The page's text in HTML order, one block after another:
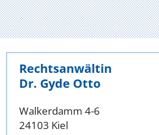
Rechtsanwältin
Dr. Gyde Otto
Walkerdamm 4-6
24103 Kiel